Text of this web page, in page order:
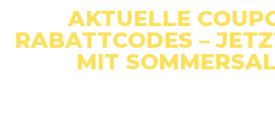
AKTUELLE
RABATTCODES –
MIT